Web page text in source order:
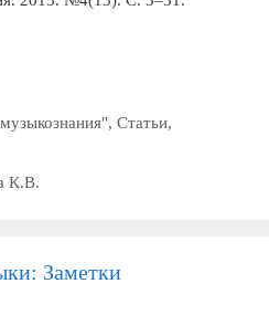
, Статьи,
К.В.
Заметки